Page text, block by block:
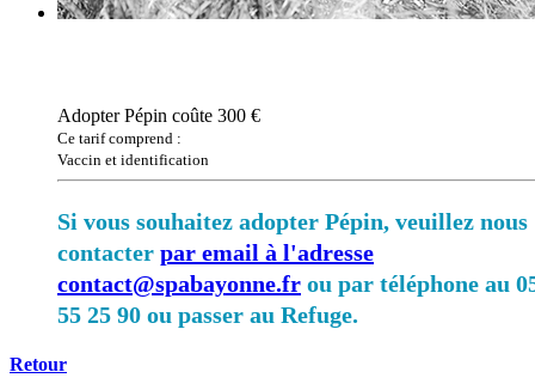
Adopter Pépin coûte 300 €
Ce tarif comprend :
Vaccin et identification
Si vous souhaitez adopter Pépin, veuillez nous
contacter par email à l'adresse
contact@spabayonne.fr ou par téléphone au
55 25 90 ou passer au Refuge.
Retour